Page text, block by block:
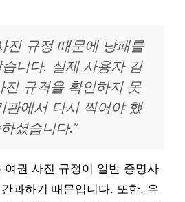
진 규정 때문에 낭패를
니다. 실제 사용자 김
진 규격을 확인하지 못
관에서 다시 찍어야 했
셨습니다.”
여권 사진 규정이 일반 증명사
과하기 때문입니다. 또한, 유